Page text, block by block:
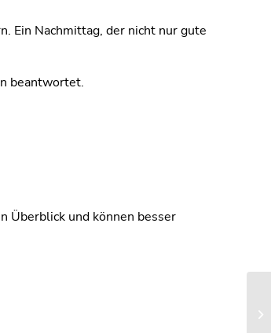
Ein Nachmittag, der nicht nur gute
beantwortet.
Überblick und können besser